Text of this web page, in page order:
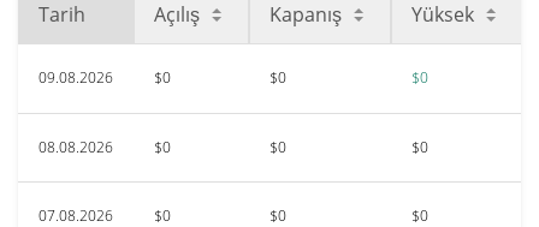
Tarih Açılış Kapanış Yüksek
09.08.2026 $0 $0 $0
08.08.2026 $0 $0 $0
07.08.2026 $0 $0 $0